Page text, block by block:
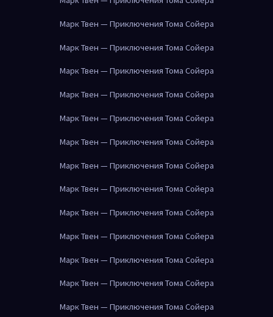
Марк Твен — Приключения Тома Сойера
Марк Твен — Приключения Тома Сойера
Марк Твен — Приключения Тома Сойера
Марк Твен — Приключения Тома Сойера
Марк Твен — Приключения Тома Сойера
Марк Твен — Приключения Тома Сойера
Марк Твен — Приключения Тома Сойера
Марк Твен — Приключения Тома Сойера
Марк Твен — Приключения Тома Сойера
Марк Твен — Приключения Тома Сойера
Марк Твен — Приключения Тома Сойера
Марк Твен — Приключения Тома Сойера
Марк Твен — Приключения Тома Сойера